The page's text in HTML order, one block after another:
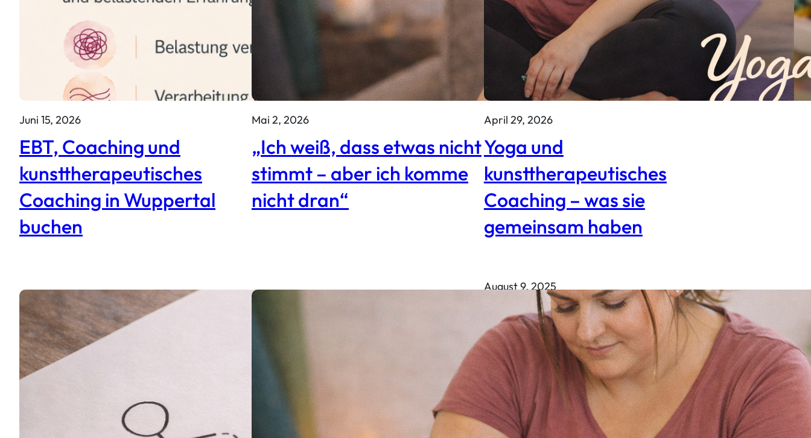
Juni 15, 2026
EBT, Coaching und
kunsttherapeutisches
Coaching in Wuppertal
buchen
Mai 2, 2026
„Ich weiß, dass etwas nicht
stimmt – aber ich komme
nicht dran“
April 29, 2026
Yoga und
kunsttherapeutisches
Coaching – was sie
gemeinsam haben
August 9, 2025
Tal Studio zieht um – von
Barmen nach Elberfeld